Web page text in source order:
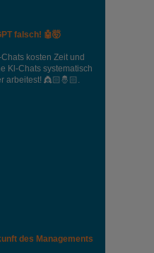
falsch! 🤖🤯
kosten Zeit und
Kl-Chats systematisch
arbeitest! 👸🏻🤴🏻.
des Managements